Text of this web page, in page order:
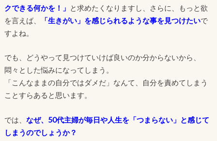
クできる何かを！」
と求めたくなりますし、さらに、もっと欲
を言えば、
「生きがい」を感じられるような事を見つけたいで
すよね。
でも、どうやって見つけていけば良いのか分からないから、
悶々とした悩みになってしまう。
「こんなままの自分ではダメだ」なんて、自分を責めてしまう
ことすらあると思います。
では、 なぜ、50代主婦が毎日や人生を「つまらない」と感じて
しまうのでしょうか？